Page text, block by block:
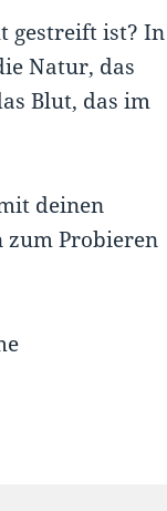
gestreift ist? In
Natur, das
Blut, das im
deinen
zum Probieren